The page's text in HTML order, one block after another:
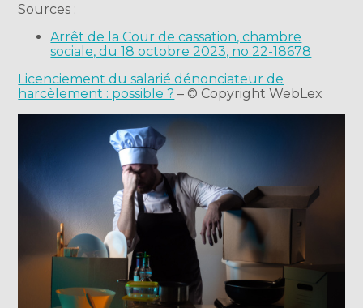
Sources :
Arrêt de la Cour de cassation, chambre
sociale, du 18 octobre 2023, no 22-18678
Licenciement du salarié dénonciateur de
harcèlement : possible ? – © Copyright WebLex